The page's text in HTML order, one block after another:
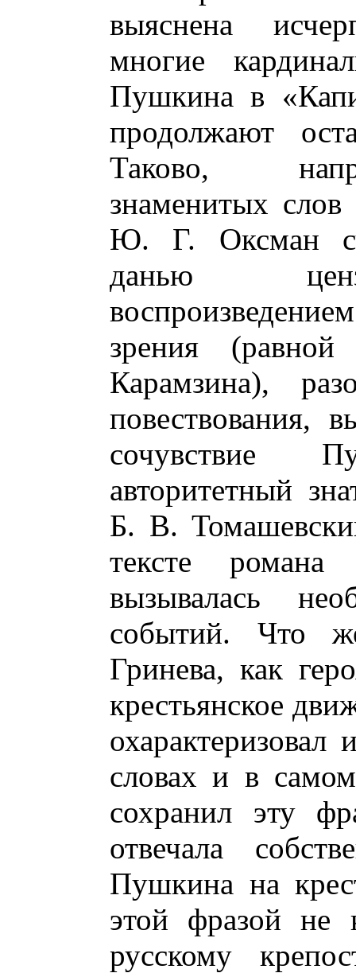
выяснена
многие
Пушкина в
продолжают
Таково,
знаменитых
Ю. Г. Оксман
данью
зрения
Карамзина),
повествования,
сочувствие
авторитетный
Б. В.
тексте
вызывалась
событий. Что
Гринева, как
крестьянское
словах и в
сохранил эту
отвечала
Пушкина на
этой фразой не
русскому